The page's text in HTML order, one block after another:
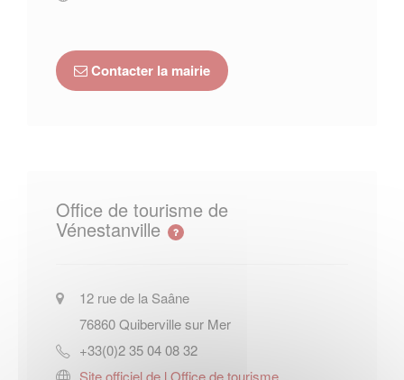
Contacter la mairie
Office de tourisme de
Vénestanville
12 rue de la Saâne
76860Quiberville sur Mer
+33(0)2 35 04 08 32
Site officiel de l Office de tourisme